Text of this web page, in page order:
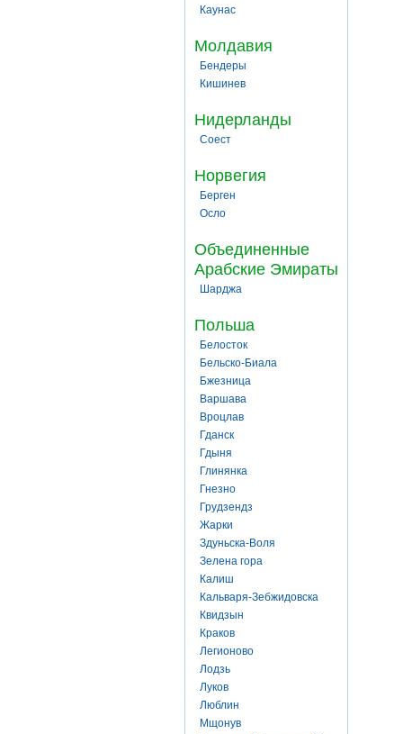
Каунас
Молдавия
Бендеры
Кишинев
Нидерланды
Соест
Норвегия
Берген
Осло
Объединенные
Арабские Эмираты
Шарджа
Польша
Белосток
Бельско-Биала
Бжезница
Варшава
Вроцлав
Гданск
Гдыня
Глинянка
Гнезно
Грудзендз
Жарки
Здуньска-Воля
Зелена гора
Калиш
Кальваря-Зебжидовска
Квидзын
Краков
Легионово
Лодзь
Луков
Люблин
Мщонув